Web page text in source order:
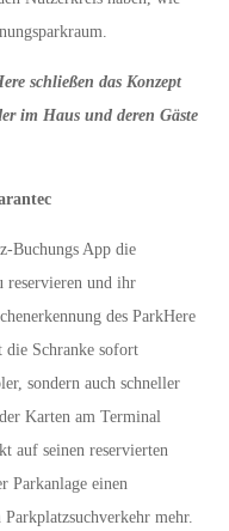
schließen das Konzept
im Haus und deren Gäste
Buchungs App die
reservieren und ihr
des ParkHere
die Schranke sofort
sondern auch schneller
Karten am Terminal
auf seinen reservierten
Parkanlage einen
mehr.